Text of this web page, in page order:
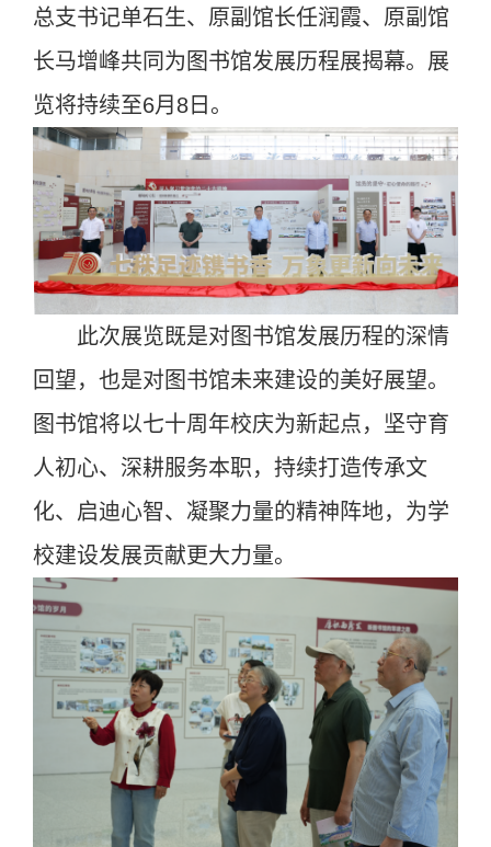
总支书记单石生、原副馆长任润霞、原副馆
长马增峰共同为图书馆发展历程展揭幕。展
览将持续至6月8日。
此次展览既是对图书馆发展历程的深情
回望，也是对图书馆未来建设的美好展望。
图书馆将以七十周年校庆为新起点，坚守育
人初心、深耕服务本职，持续打造传承文
化、启迪心智、凝聚力量的精神阵地，为学
校建设发展贡献更大力量。